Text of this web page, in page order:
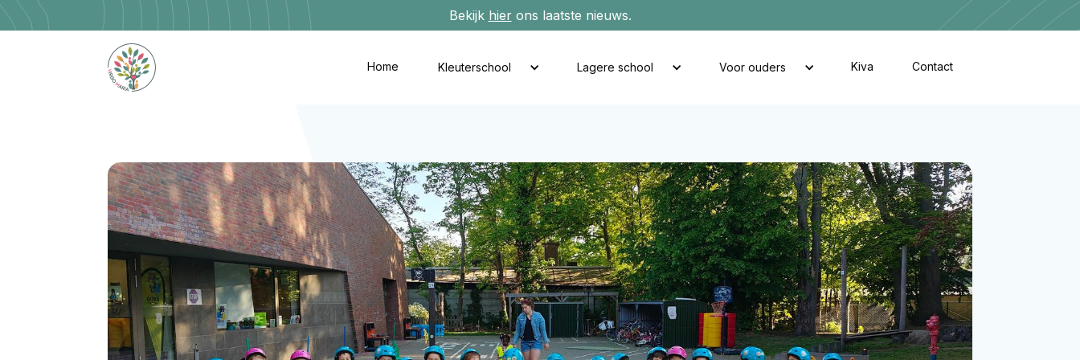
Bekijk hierons laatste nieuws.
Home Kleuterschool Lagere school Voor ouders Kiva Contact